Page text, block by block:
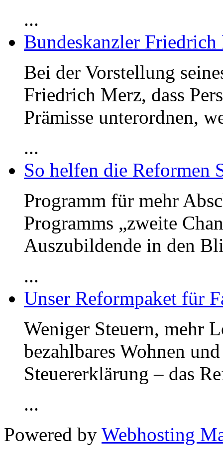
...
Bundeskanzler
Bei der Vorstellung
Friedrich Merz, dass
Prämisse unterordnen,
...
So helfen die Reformen
Programm für mehr
Programms „zweite
Auszubildende in den
...
Unser Reformpaket für
Weniger Steuern, mehr
bezahlbares Wohnen
Steuererklärung – das
...
Powered by Webhosting